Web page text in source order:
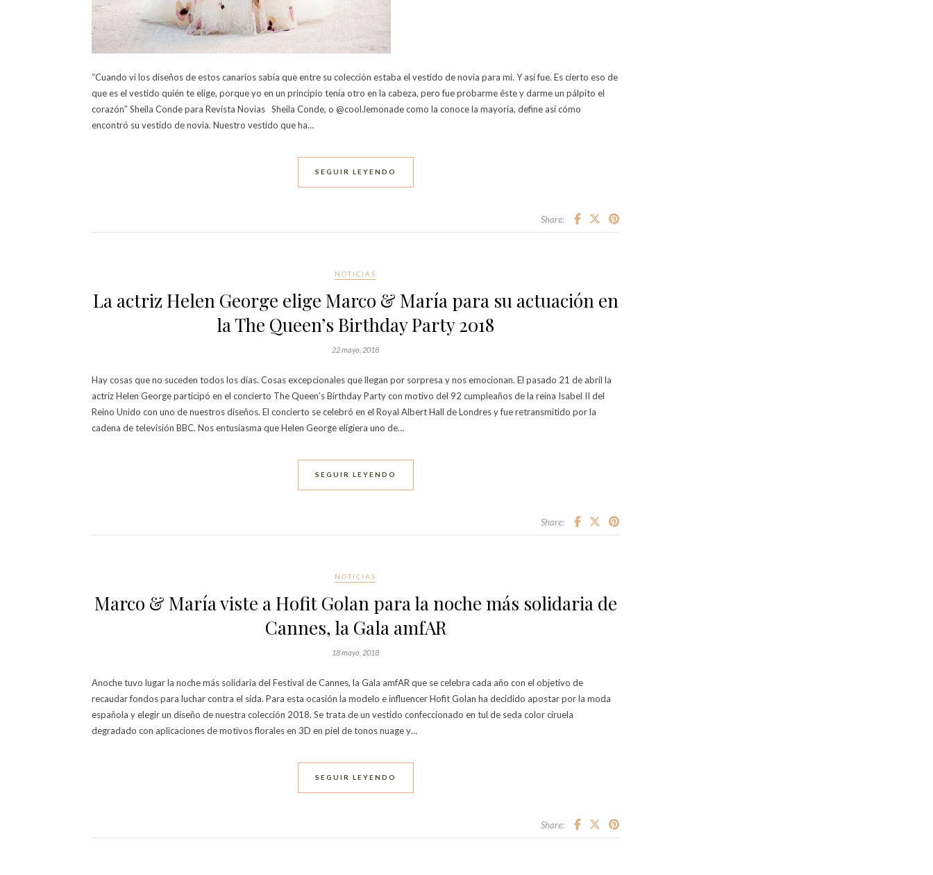
“Cuando vi los diseños de estos canarios sabía que entre su colección estaba el vestido de novia para mi. Y así fue. Es cierto eso de
que es el vestido quién te elige, porque yo en un principio tenía otro en la cabeza, pero fue probarme éste y darme un pálpito el
corazón” Sheila Conde para Revista Novias Sheila Conde, o @cool.lemonade como la conoce la mayoría, define así cómo
encontró su vestido de novia. Nuestro vestido que ha…
SEGUIR LEYENDO
Share:
NOTICIAS
La actriz Helen George elige Marco & María para su actuación en
la The Queen’s Birthday Party 2018
22 mayo, 2018
Hay cosas que no suceden todos los días. Cosas excepcionales que llegan por sorpresa y nos emocionan. El pasado 21 de abril la
actriz Helen George participó en el concierto The Queen’s Birthday Party con motivo del 92 cumpleaños de la reina Isabel II del
Reino Unido con uno de nuestros diseños. El concierto se celebró en el Royal Albert Hall de Londres y fue retransmitido por la
cadena de televisión BBC. Nos entusiasma que Helen George eligiera uno de…
SEGUIR LEYENDO
Share:
NOTICIAS
Marco & María viste a Hofit Golan para la noche más solidaria de
Cannes, la Gala amfAR
18 mayo, 2018
Anoche tuvo lugar la noche más solidaria del Festival de Cannes, la Gala amfAR que se celebra cada año con el objetivo de
recaudar fondos para luchar contra el sida. Para esta ocasión la modelo e influencer Hofit Golan ha decidido apostar por la moda
española y elegir un diseño de nuestra colección 2018. Se trata de un vestido confeccionado en tul de seda color ciruela
degradado con aplicaciones de motivos florales en 3D en piel de tonos nuage y…
SEGUIR LEYENDO
Share: